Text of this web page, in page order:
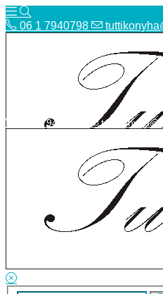
06 1 7940798
Bolt
ÁSZF
06 1 7940798